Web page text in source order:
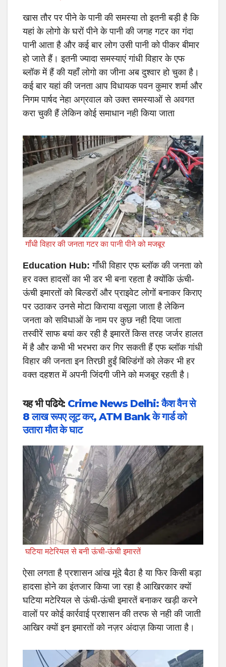
खास तौर पर पीने के पानी की समस्या तो इतनी बड़ी है कि
यहां के लोगो के घरों पीने के पानी की जगह गटर का गंदा
पानी आता है और कई बार लोग उसी पानी को पीकर बीमार
हो जाते हैं। इतनी ज्यादा समस्याएं गांधी विहार के एफ
ब्लॉक में हैं की यहाँ लोगो का जीना अब दुश्वार हो चुका है।
कई बार यहां की जनता आप विधायक पवन कुमार शर्मा और
निगम पार्षद नेहा अग्रवाल को उक्त समस्याओं से अवगत
करा चुकी हैं लेकिन कोई समाधान नही किया जाता
गाँधी विहार की जनता गटर का पानी पीने को मजबूर
Education Hub:गाँधी विहार एफ ब्लॉक की जनता को
हर वक्त हादसों का भी डर भी बना रहता है क्योंकि ऊंची-
ऊंची इमारतों को बिल्डरों और प्राइवेट लोगों बनाकर किराए
पर उठाकर उनसे मोटा किराया वसूला जाता है लेकिन
जनता को सविधाओं के नाम पर कुछ नही दिया जाता
तस्वीरें साफ बयां कर रही है इमारतें किस तरह जर्जर हालत
में है और कभी भी भरभरा कर गिर सकती हैं एफ ब्लॉक गांधी
विहार की जनता इन तिरछी हुईं बिल्डिंगों को लेकर भी हर
वक्त दहशत में अपनी जिंदगी जीने को मजबूर रहती है।
यह भी पढिये: Crime News Delhi: कैश वैन से
8 लाख रूपए लूट कर, ATM Bank के गार्ड को
उतारा मौत के घाट
घटिया मटेरियल से बनी ऊंची-ऊंची इमारतें
ऐसा लगता है प्रशासन आंख मूंदे बैठा है या फिर किसी बड़ा
हादसा होने का इंतजार किया जा रहा है आखिरकार क्यों
घटिया मटेरियल से ऊंची-ऊंची इमारतें बनाकर खड़ी करने
वालों पर कोई कार्रवाई प्रशासन की तरफ से नही की जाती
आखिर क्यों इन इमारतों को नज़र अंदाज़ किया जाता है।